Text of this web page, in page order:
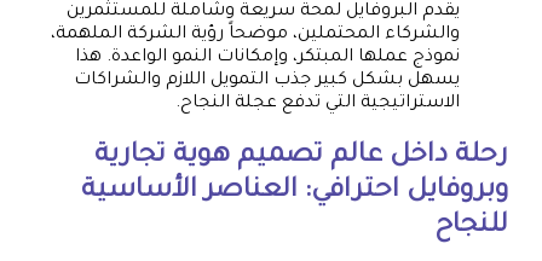
يقدم البروفايل لمحة سريعة وشاملة للمستثمرين
والشركاء المحتملين، موضحاً رؤية الشركة الملهمة،
نموذج عملها المبتكر، وإمكانات النمو الواعدة. هذا
يسهل بشكل كبير جذب التمويل اللازم والشراكات
الاستراتيجية التي تدفع عجلة النجاح.
رحلة داخل عالم تصميم هوية تجارية
وبروفايل احترافي: العناصر الأساسية
للنجاح